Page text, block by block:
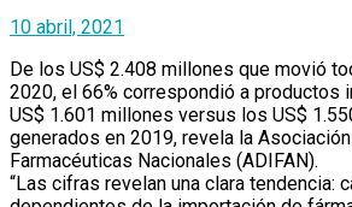
10 abril, 2021
De los US$ 2.408 millones que movió
2020, el 66% correspondió a productos
US$ 1.601 millones versus los US$
generados en 2019, revela la
Farmacéuticas Nacionales (ADIFAN).
“Las cifras revelan una clara tendencia: